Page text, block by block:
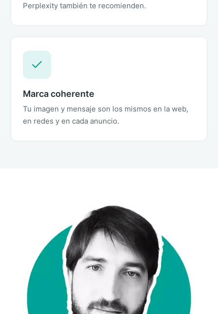
Perplexity también te recomienden.
Marca coherente
Tu imagen y mensaje son los mismos en la web,
en redes y en cada anuncio.